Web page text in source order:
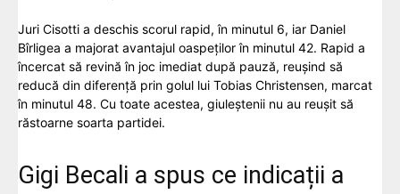
Juri Cisotti a deschis scorul rapid, în minutul 6, iar Daniel
Bîrligea a majorat avantajul oaspeților în minutul 42. Rapid a
încercat să revină în joc imediat după pauză, reușind să
reducă din diferență prin golul lui Tobias Christensen, marcat
în minutul 48. Cu toate acestea, giuleștenii nu au reușit să
răstoarne soarta partidei.
Gigi Becali a spus ce indicații a